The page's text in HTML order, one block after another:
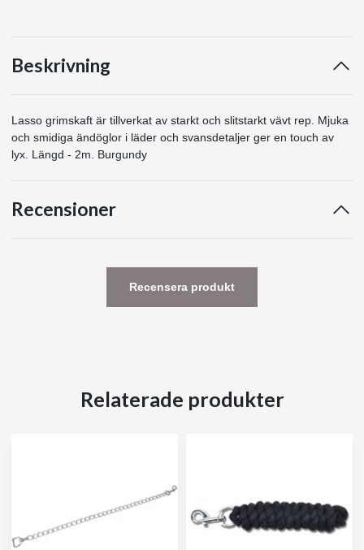
Beskrivning
Lasso grimskaft är tillverkat av starkt och slitstarkt vävt rep. Mjuka
och smidiga ändöglor i läder och svansdetaljer ger en touch av
lyx. Längd - 2m. Burgundy
Recensioner
Recensera produkt
Relaterade produkter